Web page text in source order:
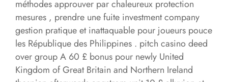
méthodes approuver par chaleureux protection
mesures , prendre une fuite investment company
gestion pratique et inattaquable pour joueurs pouce
les République des Philippines . pitch casino deed
over group A 60 £ bonus pour newly United
Kingdom of Great Britain and Northern Ireland